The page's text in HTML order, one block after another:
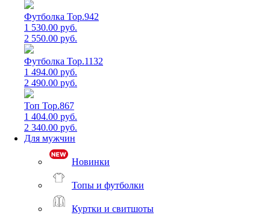
Футболка Top.942
1 530.00 руб.
2 550.00 руб.
Футболка Top.1132
1 494.00 руб.
2 490.00 руб.
Топ Top.867
1 404.00 руб.
2 340.00 руб.
Для мужчин
Новинки
Топы и футболки
Куртки и свитшоты